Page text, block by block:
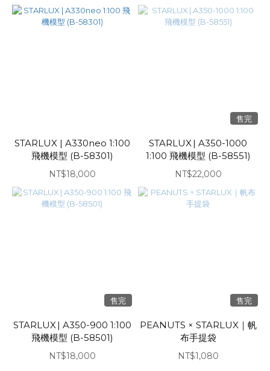
STARLUX | A330neo 1:100
飛機模型 (B-58301)
NT$18,000
售完
STARLUX | A350-1000
1:100 飛機模型 (B-58551)
NT$22,000
售完
STARLUX | A350-900 1:100
飛機模型 (B-58501)
NT$18,000
售完
PEANUTS × STARLUX｜帆
布手提袋
NT$1,080